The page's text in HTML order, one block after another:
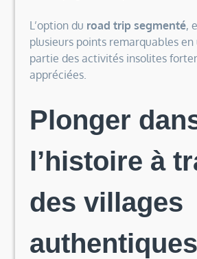
L’option du road trip segmenté,
plusieurs points remarquables
partie des activités insolites
appréciées.
Plonger
l’histoire à
des villages
authentiques